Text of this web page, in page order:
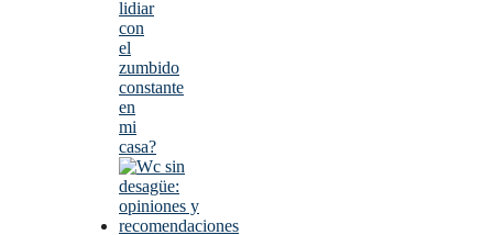
lidiar
con
el
zumbido
constante
en
mi
casa?